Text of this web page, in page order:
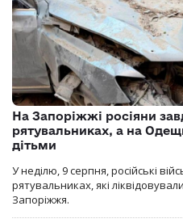
На Запоріжжі росіяни
рятувальниках, а на
дітьми
У неділю, 9 серпня, російські
рятувальниках, які
Запоріжжя.